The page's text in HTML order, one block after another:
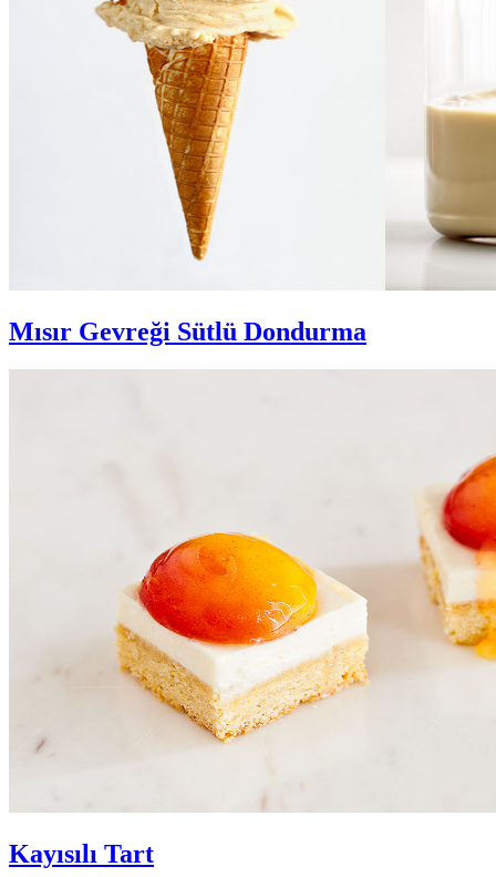
Mısır Gevreği Sütlü Dondurma
Kayısılı Tart